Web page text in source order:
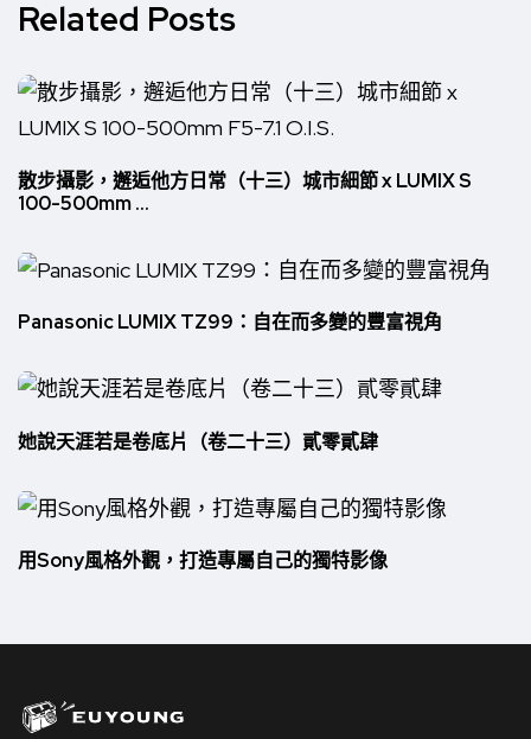
Related Posts
散步攝影，邂逅他方日常（十三）城市細節 x LUMIX S
100-500mm ...
Panasonic LUMIX TZ99：自在而多變的豐富視角
她說天涯若是卷底片（卷二十三）貳零貳肆
用Sony風格外觀，打造專屬自己的獨特影像